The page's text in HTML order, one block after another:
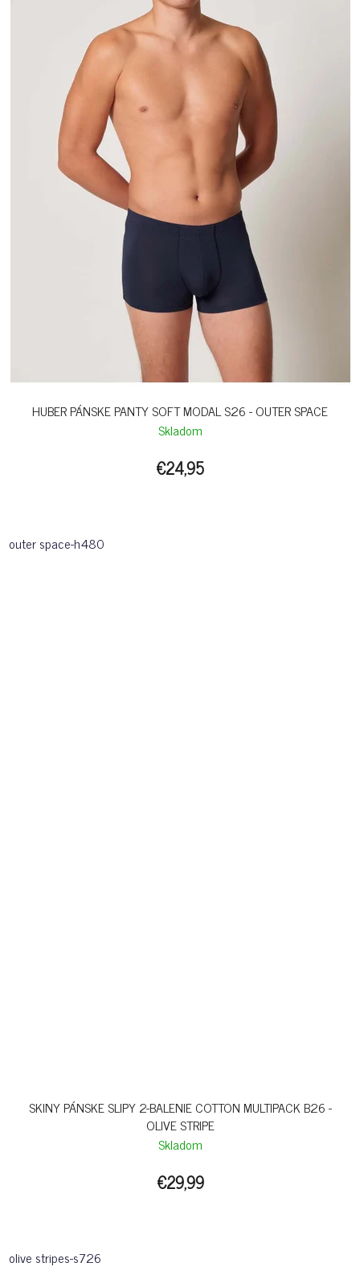
HUBER PÁNSKE PANTY SOFT MODAL S26 - OUTER SPACE
Skladom
€24,95
outer space-h480
SKINY PÁNSKE SLIPY 2-BALENIE COTTON MULTIPACK B26 -
OLIVE STRIPE
Skladom
€29,99
olive stripes-s726